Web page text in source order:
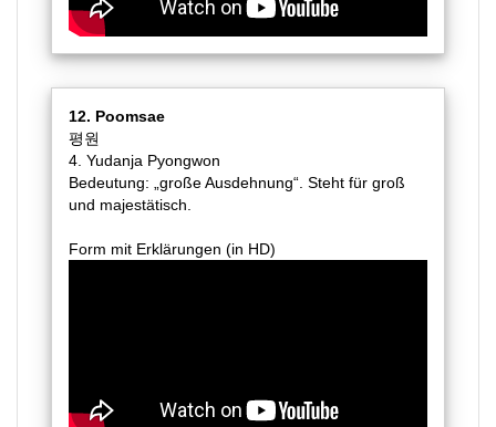
12. Poomsae
평원
4. Yudanja Pyongwon
Bedeutung: „große Ausdehnung“. Steht für groß
und majestätisch.
Form mit Erklärungen (in HD)